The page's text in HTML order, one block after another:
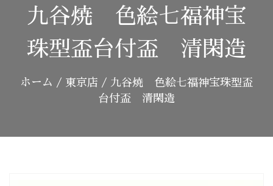
九谷焼 色絵七福神宝
珠型盃台付盃 清閑造
ホーム / 東京店 / 九谷焼 色絵七福神宝珠型盃
台付盃 清閑造